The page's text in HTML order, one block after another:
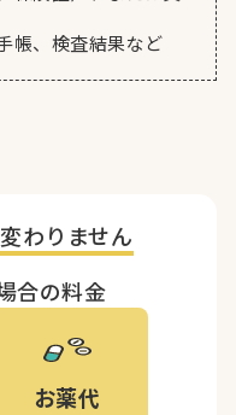
帳、検査結果など
わりません
合の料金
お薬代